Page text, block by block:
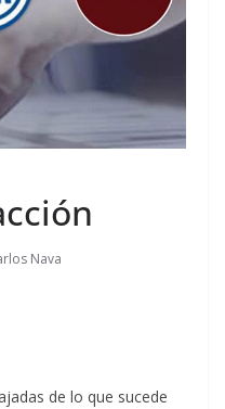
Nava
de lo que sucede